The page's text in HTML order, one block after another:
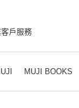
戶服務
MUJI BOOKS